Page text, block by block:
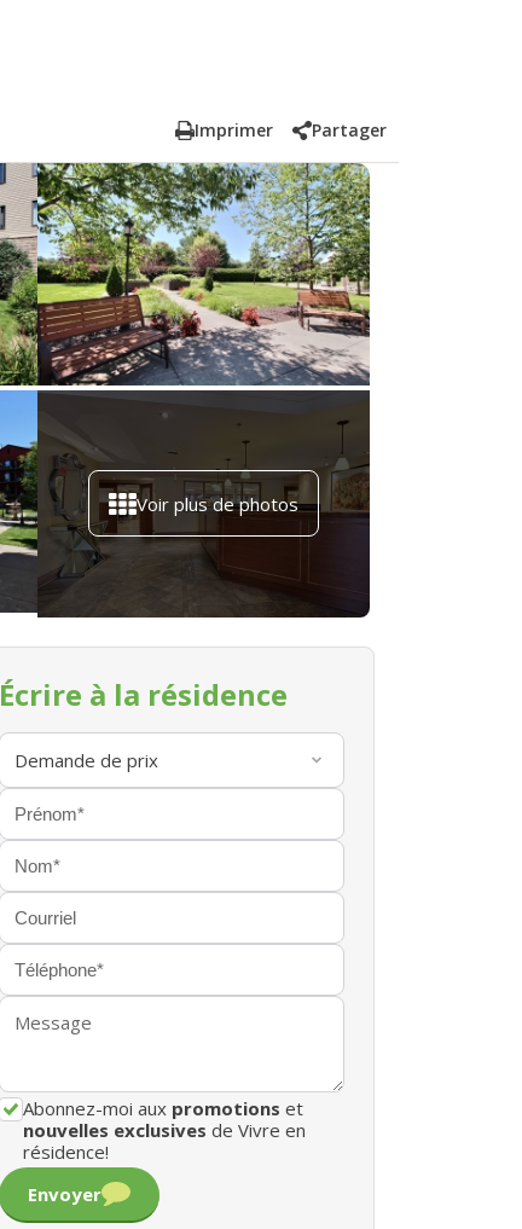
Imprimer Partager
Voir plus de photos
Écrire à la résidence
Abonnez-moi aux promotions et
nouvelles exclusives de Vivre en
résidence!
Envoyer